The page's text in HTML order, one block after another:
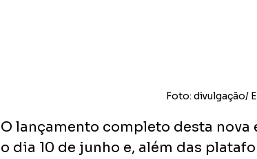
Foto: divulgação/
O lançamento completo desta
o dia 10 de junho e, além das